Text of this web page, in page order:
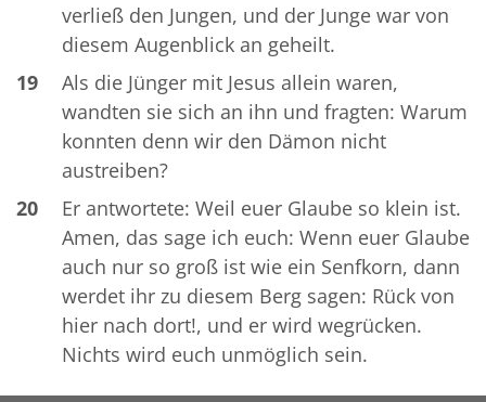
verließ den Jungen, und der Junge war von
diesem Augenblick an geheilt.
19
Als die Jünger mit Jesus allein waren,
wandten sie sich an ihn und fragten: Warum
konnten denn wir den Dämon nicht
austreiben?
20
Er antwortete: Weil euer Glaube so klein ist.
Amen, das sage ich euch: Wenn euer Glaube
auch nur so groß ist wie ein Senfkorn, dann
werdet ihr zu diesem Berg sagen: Rück von
hier nach dort!, und er wird wegrücken.
Nichts wird euch unmöglich sein.